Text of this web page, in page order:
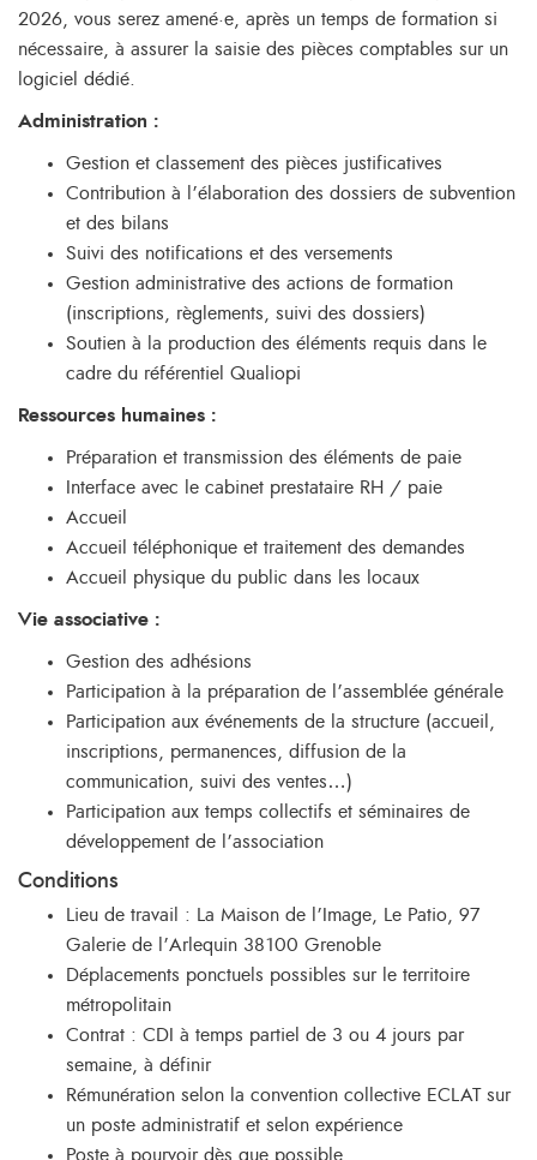
2026, vous serez amené·e, après un temps de formation si
nécessaire, à assurer la saisie des pièces comptables sur un
logiciel dédié.
Administration :
Gestion et classement des pièces justificatives
Contribution à l’élaboration des dossiers de subvention
et des bilans
Suivi des notifications et des versements
Gestion administrative des actions de formation
(inscriptions, règlements, suivi des dossiers)
Soutien à la production des éléments requis dans le
cadre du référentiel Qualiopi
Ressources humaines :
Préparation et transmission des éléments de paie
Interface avec le cabinet prestataire RH / paie
Accueil
Accueil téléphonique et traitement des demandes
Accueil physique du public dans les locaux
Vie associative :
Gestion des adhésions
Participation à la préparation de l’assemblée générale
Participation aux événements de la structure (accueil,
inscriptions, permanences, diffusion de la
communication, suivi des ventes…)
Participation aux temps collectifs et séminaires de
développement de l’association
Conditions
Lieu de travail : La Maison de l’Image, Le Patio, 97
Galerie de l’Arlequin 38100 Grenoble
Déplacements ponctuels possibles sur le territoire
métropolitain
Contrat : CDI à temps partiel de 3 ou 4 jours par
semaine, à définir
Rémunération selon la convention collective ECLAT sur
un poste administratif et selon expérience
Poste à pourvoir dès que possible